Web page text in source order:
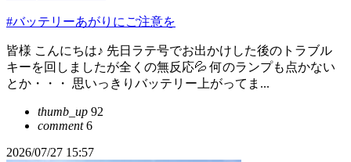
#バッテリーあがりにご注意を
皆様 こんにちは♪ 先日ラテ号でお出かけした後のトラブル
キーを回しましたが全くの無反応💦 何のランプも点かない
とか・・・ 思いっきりバッテリー上がってま...
thumb_up 92
comment6
2026/07/27 15:57